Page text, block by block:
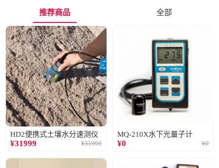
推荐商品 全部
HD2便携式土壤水分速测仪
¥31999 ¥31999
MQ-210X水下光量子计
¥0 ¥0